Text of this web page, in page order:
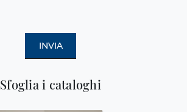
Sfoglia i cataloghi
INVIA